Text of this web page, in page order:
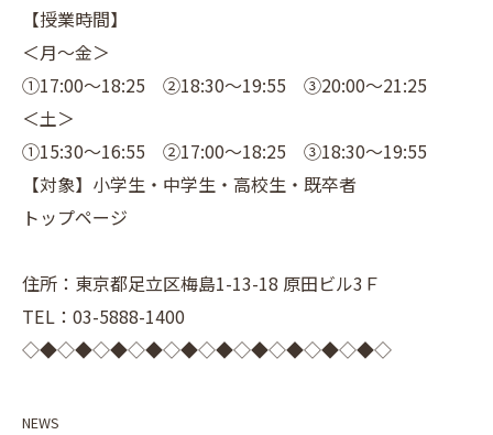
【授業時間】
＜月～金＞
①17:00～18:25 ②18:30～19:55 ③20:00～21:25
＜土＞
①15:30～16:55 ②17:00～18:25 ③18:30～19:55
【対象】小学生・中学生・高校生・既卒者
トップページ
住所：東京都足立区梅島1-13-18 原田ビル3Ｆ
TEL：03-5888-1400
◇◆◇◆◇◆◇◆◇◆◇◆◇◆◇◆◇◆◇◆◇
NEWS